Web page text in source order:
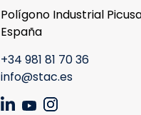
Polígono Industrial
España
+34 981 81 70 36
info@stac.es